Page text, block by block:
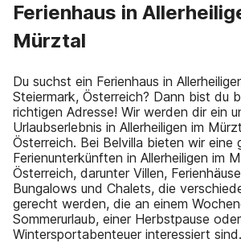
Ferienhaus in
Mürztal
Du suchst ein Ferienhaus in
Steiermark, Österreich? Dann bist du
richtigen Adresse! Wir werden dir ein
Urlaubserlebnis in Allerheiligen im
Österreich. Bei Belvilla bieten wir eine
Ferienunterkünften in Allerheiligen im
Österreich, darunter Villen,
Bungalows und Chalets, die
gerecht werden, die an einem
Sommerurlaub, einer Herbstpause
Wintersportabenteuer interessiert sind.